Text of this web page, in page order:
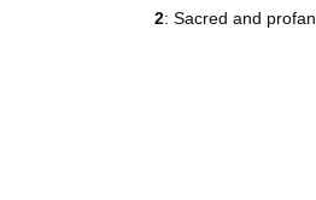
2: Sacred and